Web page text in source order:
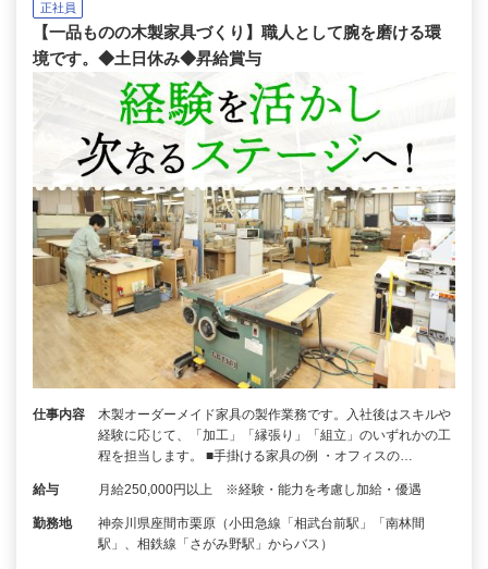
正社員
【一品ものの木製家具づくり】職人として腕を磨ける環
境です。◆土日休み◆昇給賞与
仕事内容
木製オーダーメイド家具の製作業務です。入社後はスキルや
経験に応じて、「加工」「縁張り」「組立」のいずれかの工
程を担当します。 ■手掛ける家具の例 ・オフィスの…
給与 月給250,000円以上 ※経験・能力を考慮し加給・優遇
勤務地
神奈川県座間市栗原（小田急線「相武台前駅」「南林間
駅」、相鉄線「さがみ野駅」からバス）